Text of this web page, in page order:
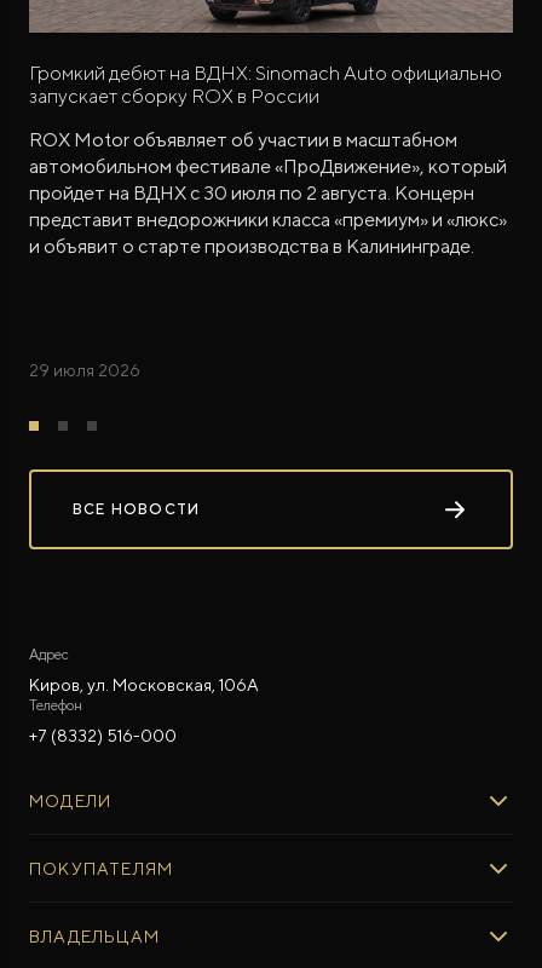
Громкий дебют на ВДНХ: Sinomach Auto официально
запускает сборку ROX в России
ROX Motor объявляет об участии в масштабном
автомобильном фестивале «ПроДвижение», который
пройдет на ВДНХ с 30 июля по 2 августа. Концерн
представит внедорожники класса «премиум» и «люкс»
и объявит о старте производства в Калининграде.
29 июля 2026
ВСЕ НОВОСТИ
Адрес
Киров, ул. Московская, 106А
Телефон
+7 (8332) 516-000
МОДЕЛИ
ROX ADAMAS
ПОКУПАТЕЛЯМ
Авто в наличии
ВЛАДЕЛЬЦАМ